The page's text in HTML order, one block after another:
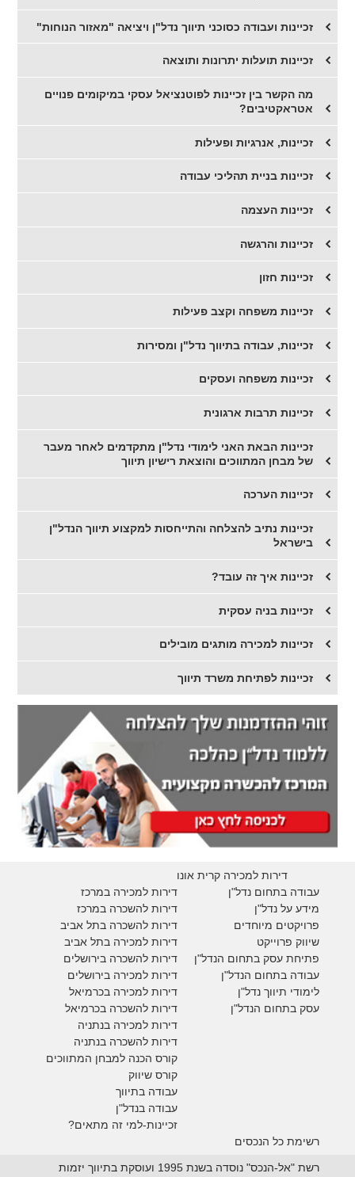
זכיינות ועבודה כסוכני תיווך נדל"ן ויציאה "מאזור הנוחות"
זכיינות תועלות יתרונות ותוצאה
מה הקשר בין זכיינות לפוטנציאל עסקי במיקומים פנויים
אטראקטיבים?
זכיינות, אנרגיות ופעילות
זכיינות בניית תהליכי עבודה
זכיינות העצמה
זכיינות והרגשה
זכיינות חזון
זכיינות משפחה וקצב פעילות
זכיינות, עבודה בתיווך נדל"ן ומסירות
זכיינות משפחה ועסקים
זכיינות תרבות ארגונית
זכיינות הבאת האני לימודי נדל"ן מתקדמים לאחר מעבר
של מבחן המתווכים והוצאת רישיון תיווך
זכיינות הערכה
זכיינות נתיב להצלחה והתייחסות למקצוע תיווך הנדל"ן
בישראל
זכיינות איך זה עובד?
זכיינות בניה עסקית
זכיינות למכירה מותגים מובילים
זכיינות לפתיחת משרד תיווך
דירות למכירה קרית אונו
דירות למכירה במרכז
דירות להשכרה במרכז
דירות להשכרה בתל אביב
דירות למכירה בתל אביב
דירות להשכרה בירושלים
דירות למכירה בירושלים
דירות למכירה בכרמיאל
דירות להשכרה בכרמיאל
דירות למכירה בנתניה
דירות להשכרה בנתניה
קורס הכנה למבחן המתווכים
קורס שיווק
עבודה בתיווך
עבודה בנדל"ן
זכיינות-למי זה מתאים?
עבודה בתחום נדל"ן
מידע על נדל"ן
פרויקטים מיוחדים
שיווק פרוייקט
פתיחת עסק בתחום הנדל"ן
עבודה בתחום הנדל"ן
לימודי תיווך נדל"ן
עסק בתחום הנדל"ן
רשימת כל הנכסים
רשת "אל-הנכס" נוסדה בשנת 1995 ועוסקת בתיווך יזמות